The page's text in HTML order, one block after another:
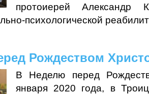
протоиерей Александр
психологической
Рождеством
В Неделю перед
января 2020 года, в